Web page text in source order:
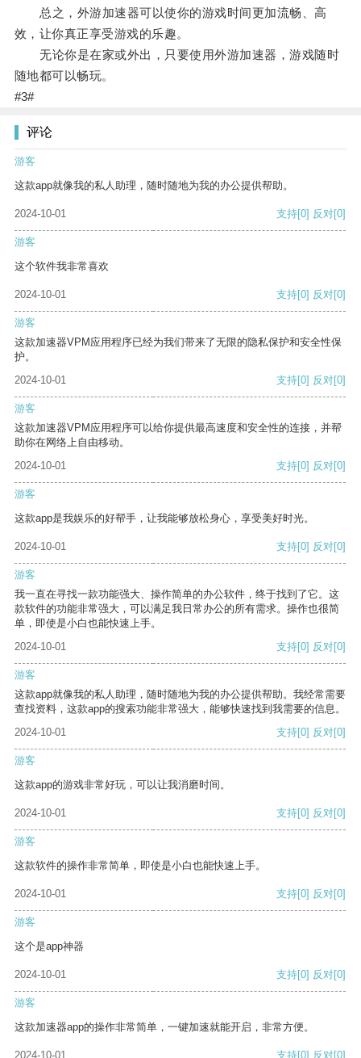
总之，外游加速器可以使你的游戏时间更加流畅、高
效，让你真正享受游戏的乐趣。
无论你是在家或外出，只要使用外游加速器，游戏随时
随地都可以畅玩。
#3#
评论
游客
这款app就像我的私人助理，随时随地为我的办公提供帮助。
2024-10-01 支持[0] 反对[0]
游客
这个软件我非常喜欢
2024-10-01 支持[0] 反对[0]
游客
这款加速器VPM应用程序已经为我们带来了无限的隐私保护和安全性保
护。
2024-10-01
支持[0] 反对[0]
游客
这款加速器VPM应用程序可以给你提供最高速度和安全性的连接，并帮
助你在网络上自由移动。
2024-10-01
支持[0] 反对[0]
游客
这款app是我娱乐的好帮手，让我能够放松身心，享受美好时光。
2024-10-01 支持[0] 反对[0]
游客
我一直在寻找一款功能强大、操作简单的办公软件，终于找到了它。这
款软件的功能非常强大，可以满足我日常办公的所有需求。操作也很简
单，即使是小白也能快速上手。
2024-10-01
支持[0] 反对[0]
游客
这款app就像我的私人助理，随时随地为我的办公提供帮助。我经常需要
查找资料，这款app的搜索功能非常强大，能够快速找到我需要的信息。
2024-10-01
支持[0] 反对[0]
游客
这款app的游戏非常好玩，可以让我消磨时间。
2024-10-01 支持[0] 反对[0]
游客
这款软件的操作非常简单，即使是小白也能快速上手。
2024-10-01 支持[0] 反对[0]
游客
这个是app神器
2024-10-01 支持[0] 反对[0]
游客
这款加速器app的操作非常简单，一键加速就能开启，非常方便。
2024-10-01 支持[0] 反对[0]